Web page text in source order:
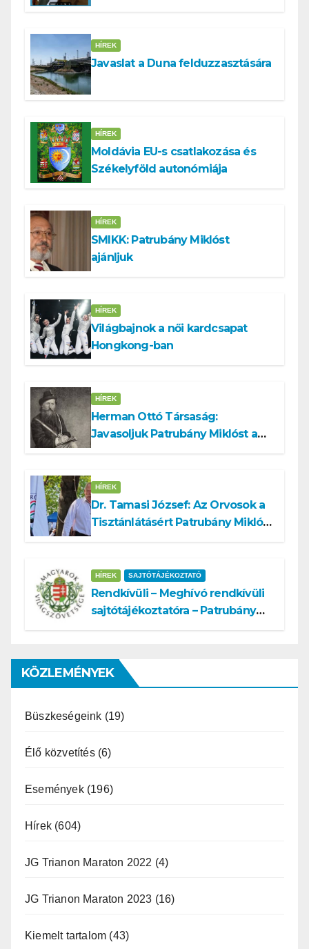
HÍREK
Javaslat a Duna felduzzasztására
HÍREK
Moldávia EU-s csatlakozása és
Székelyföld autonómiája
HÍREK
SMIKK: Patrubány Miklóst
ajánljuk
HÍREK
Világbajnok a női kardcsapat
Hongkong-ban
HÍREK
Herman Ottó Társaság:
Javasoljuk Patrubány Miklóst a
HÍREK
Dr. Tamasi József: Az Orvosok a
Tisztánlátásért Patrubány Miklóst
HÍREK SAJTÓTÁJÉKOZTATÓ
Rendkívüli – Meghívó rendkívüli
sajtótájékoztatóra – Patrubány
támadás
KÖZLEMÉNYEK
Büszkeségeink (19)
Élő közvetítés(6)
Események(196)
Hírek (604)
JG Trianon Maraton 2022 (4)
JG Trianon Maraton 2023 (16)
Kiemelt tartalom (43)